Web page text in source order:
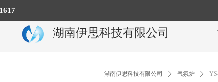
湖南伊思科技有限公司
湖南伊思科技有限公司 ꄲ 气氛炉 ꄲ